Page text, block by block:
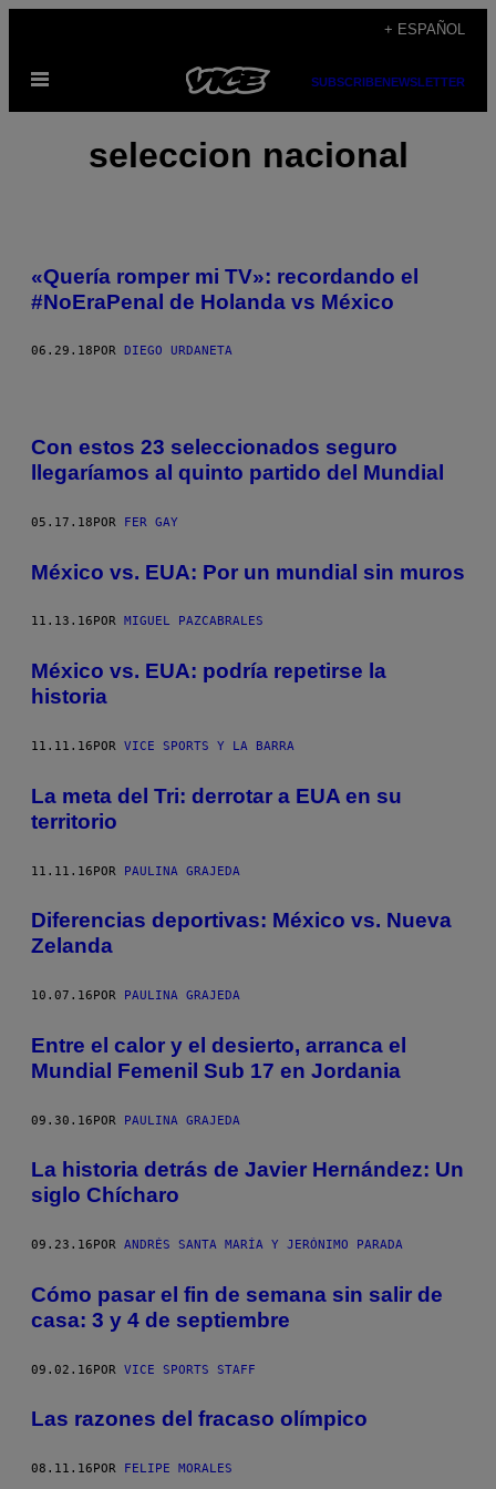
contenido
+ ESPAÑOL
Abrir
SUBSCRIBENEWSLETTER
seleccion nacional
«Quería romper mi TV»: recordando el
#NoEraPenal de Holanda vs México
06.29.18 POR DIEGO URDANETA
Con estos 23 seleccionados seguro
llegaríamos al quinto partido del Mundial
05.17.18POR FER GAY
México vs. EUA: Por un mundial sin muros
11.13.16 POR MIGUEL PAZCABRALES
México vs. EUA: podría repetirse la
historia
11.11.16POR VICE SPORTS Y LA BARRA
La meta del Tri: derrotar a EUA en su
territorio
11.11.16POR PAULINA GRAJEDA
Diferencias deportivas: México vs. Nueva
Zelanda
10.07.16 POR PAULINA GRAJEDA
Entre el calor y el desierto, arranca el
Mundial Femenil Sub 17 en Jordania
09.30.16POR PAULINA GRAJEDA
La historia detrás de Javier Hernández: Un
siglo Chícharo
09.23.16 POR ANDRÉS SANTA MARÍA Y JERÓNIMO PARADA
Cómo pasar el fin de semana sin salir de
casa: 3 y 4 de septiembre
09.02.16POR VICE SPORTS STAFF
Las razones del fracaso olímpico
08.11.16 POR FELIPE MORALES